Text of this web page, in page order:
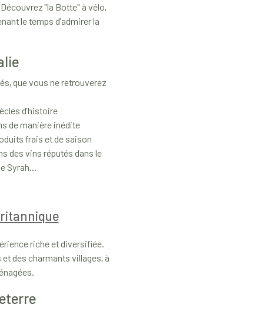
"la Botte" à vélo,
le temps d’admirer la
que vous ne retrouverez
d’histoire
de manière inédite
frais et de saison
des vins réputés dans le
Syrah...
riche et diversifiée.
des charmants villages, à